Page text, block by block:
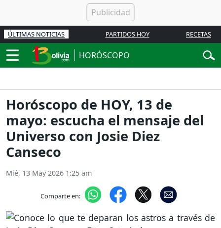
ÚLTIMAS NOTICIAS PARTIDOS HOY RECETAS
HORÓSCOPO
Horóscopo de HOY, 13 de
mayo: escucha el mensaje del
Universo con Josie Diez
Canseco
Mié, 13 May 2026 1:25 am
Comparte en: